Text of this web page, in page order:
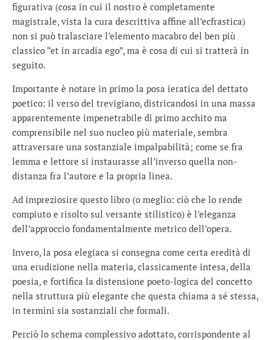
figurativa (cosa in cui il nostro è completamente
magistrale, vista la cura descrittiva affine all’ecfrastica)
non si può tralasciare l’elemento macabro del ben più
classico “et in arcadia ego”, ma è cosa di cui si tratterà in
seguito.
Importante è notare in primo la posa ieratica del dettato
poetico: il verso del trevigiano, districandosi in una massa
apparentemente impenetrabile di primo acchito ma
comprensibile nel suo nucleo più materiale, sembra
attraversare una sostanziale impalpabilità; come se fra
lemma e lettore si instaurasse all’inverso quella non-
distanza fra l’autore e la propria linea.
Ad impreziosire questo libro (o meglio: ciò che lo rende
compiuto e risolto sul versante stilistico) è l’eleganza
dell’approccio fondamentalmente metrico dell’opera.
Invero, la posa elegiaca si consegna come certa eredità di
una erudizione nella materia, classicamente intesa, della
poesia, e fortifica la distensione poeto-logica del concetto
nella struttura più elegante che questa chiama a sé stessa,
in termini sia sostanziali che formali.
Perciò lo schema complessivo adottato, corrispondente al